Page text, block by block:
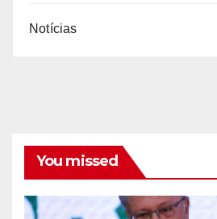
Notícias
You missed